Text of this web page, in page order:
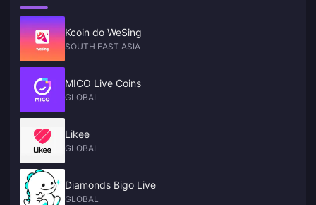
Kcoin do WeSing
SOUTH EAST ASIA
MICO Live Coins
GLOBAL
Likee
GLOBAL
Diamonds Bigo Live
GLOBAL